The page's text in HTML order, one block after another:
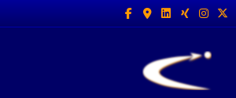
FacebookGoogle-maps
Linkedin
Xing Instagram
X-